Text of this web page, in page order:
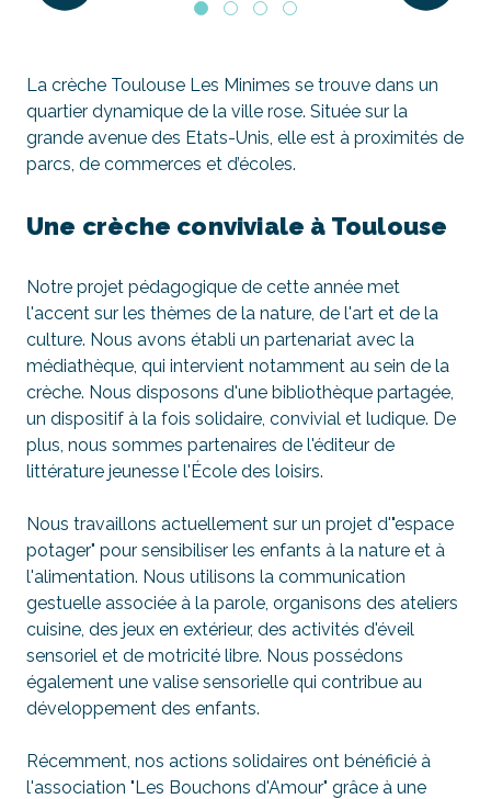
La crèche Toulouse Les Minimes se trouve dans un
quartier dynamique de la ville rose. Située sur la
grande avenue des Etats-Unis, elle est à proximités de
parcs, de commerces et d’écoles.
Une crèche conviviale à Toulouse
Notre projet pédagogique de cette année met
l'accent sur les thèmes de la nature, de l'art et de la
culture. Nous avons établi un partenariat avec la
médiathèque, qui intervient notamment au sein de la
crèche. Nous disposons d'une bibliothèque partagée,
un dispositif à la fois solidaire, convivial et ludique. De
plus, nous sommes partenaires de l'éditeur de
littérature jeunesse l'École des loisirs.
Nous travaillons actuellement sur un projet d'"espace
potager" pour sensibiliser les enfants à la nature et à
l'alimentation. Nous utilisons la communication
gestuelle associée à la parole, organisons des ateliers
cuisine, des jeux en extérieur, des activités d'éveil
sensoriel et de motricité libre. Nous possédons
également une valise sensorielle qui contribue au
développement des enfants.
Récemment, nos actions solidaires ont bénéficié à
l'association "Les Bouchons d'Amour" grâce à une